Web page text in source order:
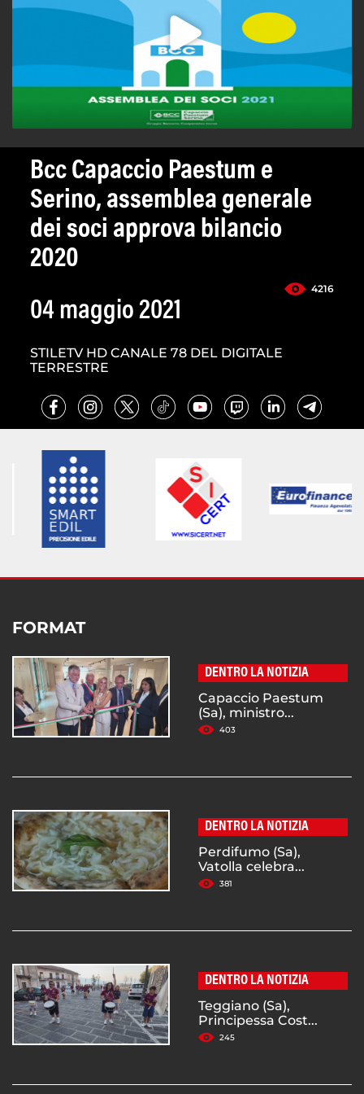
Bcc Capaccio Paestum e
Serino, assemblea generale
dei soci approva bilancio
2020
4216
04 maggio 2021
STILETV HD CANALE 78 DEL DIGITALE
TERRESTRE
FORMAT
DENTRO LA NOTIZIA
Capaccio Paestum
(Sa), ministro...
403
DENTRO LA NOTIZIA
Perdifumo (Sa),
Vatolla celebra...
381
DENTRO LA NOTIZIA
Teggiano (Sa),
Principessa Cost...
245